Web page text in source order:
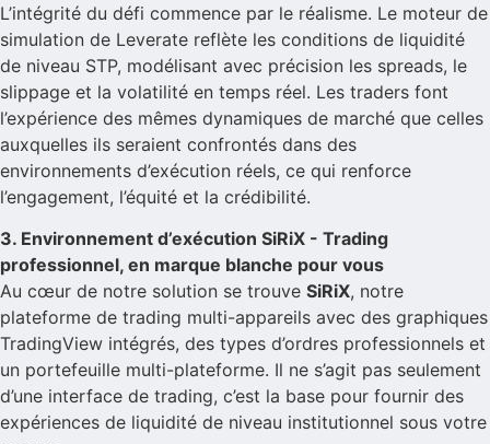
L’intégrité du défi commence par le réalisme. Le moteur de
simulation de Leverate reflète les conditions de liquidité
de niveau STP, modélisant avec précision les spreads, le
slippage et la volatilité en temps réel. Les traders font
l’expérience des mêmes dynamiques de marché que celles
auxquelles ils seraient confrontés dans des
environnements d’exécution réels, ce qui renforce
l’engagement, l’équité et la crédibilité.
3. Environnement d’exécution SiRiX - Trading
professionnel, en marque blanche pour vous
Au cœur de notre solution se trouve SiRiX, notre
plateforme de trading multi-appareils avec des graphiques
TradingView intégrés, des types d’ordres professionnels et
un portefeuille multi-plateforme. Il ne s’agit pas seulement
d’une interface de trading, c’est la base pour fournir des
expériences de liquidité de niveau institutionnel sous votre